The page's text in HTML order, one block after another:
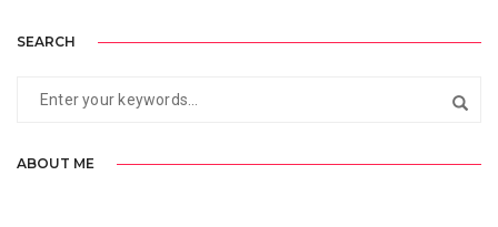
SEARCH
ABOUT ME